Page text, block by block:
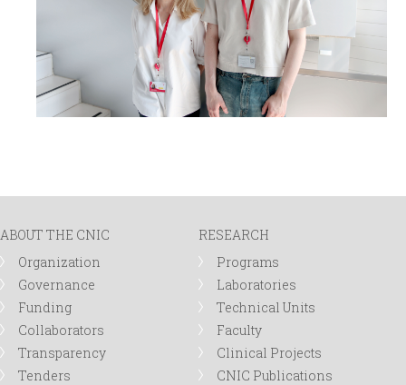
ABOUT THE CNIC
Organization
Governance
Funding
Collaborators
Transparency
Tenders
RESEARCH
Programs
Laboratories
Technical Units
Faculty
Clinical Projects
CNIC Publications